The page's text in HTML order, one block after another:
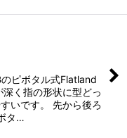
ピボタル式Flatland
く指の形状に型どっ
いです。 先から後ろ
タ…